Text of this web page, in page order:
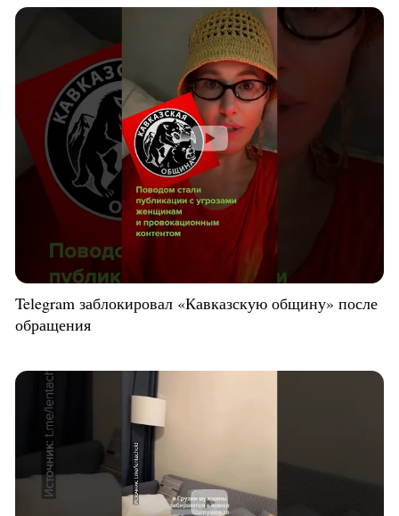
Telegram заблокировал «Кавказскую общину» после
обращения